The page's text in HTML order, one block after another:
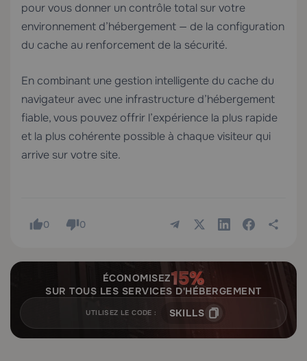
pour vous donner un contrôle total sur votre
environnement d’hébergement — de la configuration
du cache au renforcement de la sécurité.
En combinant une gestion intelligente du cache du
navigateur avec une infrastructure d’hébergement
fiable, vous pouvez offrir l’expérience la plus rapide
et la plus cohérente possible à chaque visiteur qui
arrive sur votre site.
0 0
ÉCONOMISEZ
SUR TOUS LES SERVICES D'HÉBERGEMENT
UTILISEZ LE CODE : SKILLS